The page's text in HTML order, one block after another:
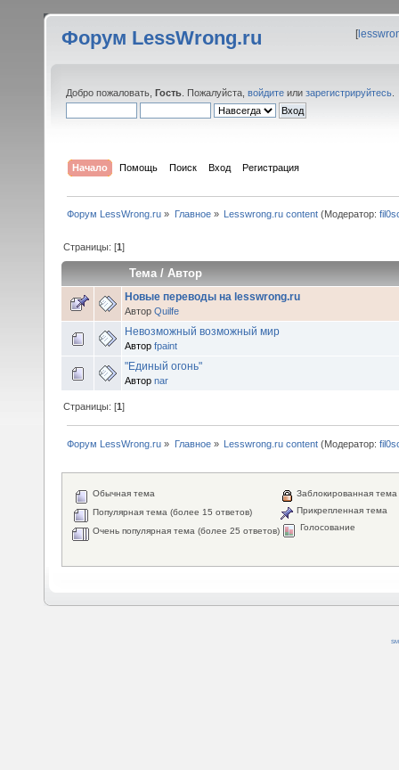
Форум LessWrong.ru [
Добро пожаловать, Гость . Пожалуйста, войдите или зарегистрируйтесь
Начало Помощь Поиск Вход Регистрация
Форум LessWrong.ru » Главное» Lesswrong.ru content(Модератор:
Страницы: [1]
Тема /Автор
Новые переводы на lesswrong.ru
Автор Quilfe
Невозможный возможный мир
Автор fpaint
"Единый огонь"
Автор nar
Страницы: [1]
Форум LessWrong.ru » Главное» Lesswrong.ru content(Модератор:
Обычная тема
Популярная тема (более 15 ответов)
Очень популярная тема (более 25 ответов)
Заблокированная тема
Прикрепленная тема
Голосование